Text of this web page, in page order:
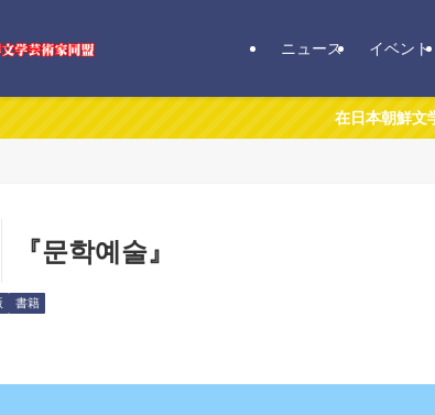
ニュース イベント
在日本朝鮮文学芸術家同盟
『문학예술』
書籍